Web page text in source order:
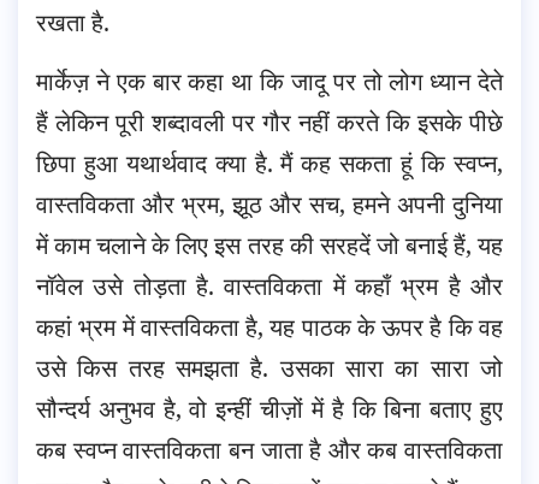
रखता है.
मार्केज़ ने एक बार कहा था कि जादू पर तो लोग ध्यान देते
हैं लेकिन पूरी शब्दावली पर गौर नहीं करते कि इसके पीछे
छिपा हुआ यथार्थवाद क्या है. मैं कह सकता हूं कि स्वप्न,
वास्तविकता और भ्रम, झूठ और सच, हमने अपनी दुनिया
में काम चलाने के लिए इस तरह की सरहदें जो बनाई हैं, यह
नॉवेल उसे तोड़ता है. वास्तविकता में कहाँ भ्रम है और
कहां भ्रम में वास्तविकता है, यह पाठक के ऊपर है कि वह
उसे किस तरह समझता है. उसका सारा का सारा जो
सौन्दर्य अनुभव है, वो इन्हीं चीज़ों में है कि बिना बताए हुए
कब स्वप्न वास्तविकता बन जाता है और कब वास्तविकता